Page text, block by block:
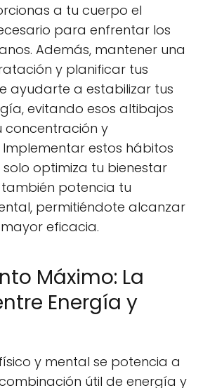
a tu cuerpo el
para enfrentar los
Además, mantener una
y planificar tus
ayudarte a estabilizar tus
evitando esos altibajos
y
estos hábitos
optimiza tu bienestar
también potencia tu
permitiéndote alcanzar
eficacia.
Máximo: La
Energía y
y mental se potencia a
útil de energía y